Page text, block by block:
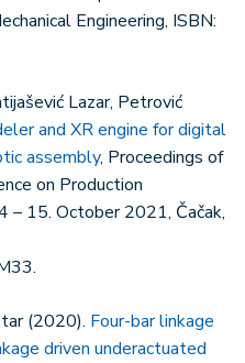
Engineering, ISBN:
Lazar, Petrović
and XR engine for digital
assembly, Proceedings of
on Production
– 15. October 2021, Čačak,
(2020). Four-bar linkage
driven underactuated